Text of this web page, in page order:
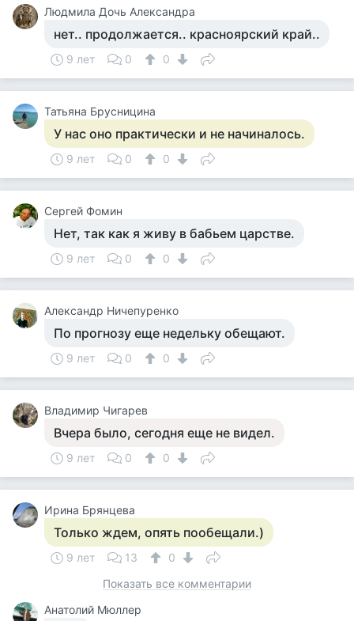
Людмила Дочь Александра
нет.. продолжается.. красноярский край..
9 лет 0 0
Татьяна Брусницина
У нас оно практически и не начиналось.
9 лет 0 0
Сергей Фомин
Нет, так как я живу в бабьем царстве.
9 лет 0 0
Александр Ничепуренко
По прогнозу еще недельку обещают.
9 лет 0 0
Владимир Чигарев
Вчера было, сегодня еще не видел.
9 лет 0 0
Ирина Брянцева
Только ждем, опять пообещали.)
9 лет 13
0
Показать все комментарии
Анатолий Мюллер